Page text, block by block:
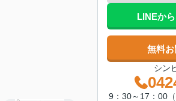
LINEか
無料
シン
9：30～17：00